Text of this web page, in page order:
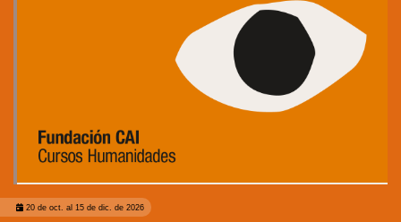
20 de oct. al 15 de dic. de 2026